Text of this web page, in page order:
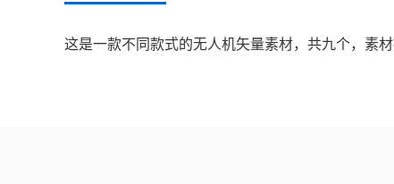
这是一款不同款式的无人机矢量素材，共九个，素